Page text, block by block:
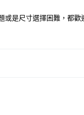
含以上)免運費
含以上)免運費
含以上)免運費
或是尺寸選擇困難，都歡